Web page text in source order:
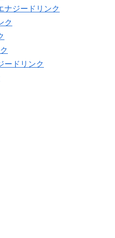
ナジードリンク
ク
ードリンク